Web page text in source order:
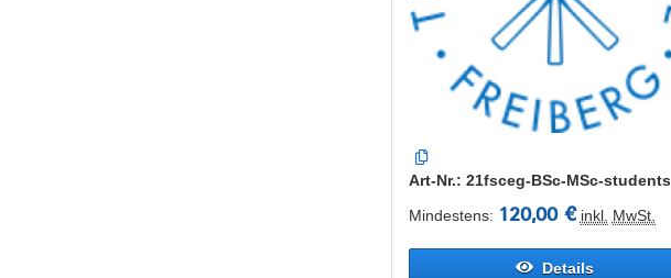
Art-Nr.: 21fsceg-BSc-MSc-students
Mindestens: 120,00 € inkl. MwSt.
Details